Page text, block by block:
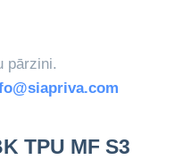
pārzini.
TPU MF S3